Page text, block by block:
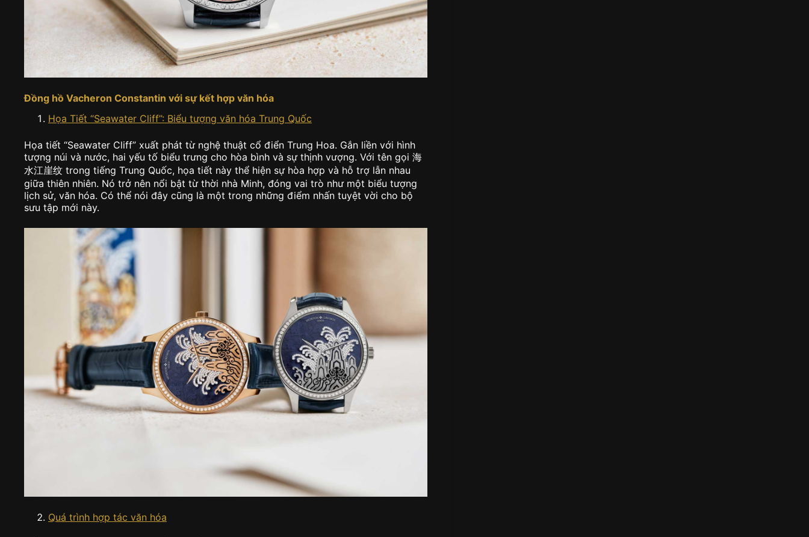
Đồng hồ Vacheron Constantin với sự kết hợp văn hóa
Họa Tiết “Seawater Cliff”: Biểu tượng văn hóa Trung Quốc
Họa tiết “Seawater Cliff” xuất phát từ nghệ thuật cổ điển Trung Hoa. Gắn liền với hình
tượng núi và nước, hai yếu tố biểu trưng cho hòa bình và sự thịnh vượng. Với tên gọi 海
水江崖纹 trong tiếng Trung Quốc, họa tiết này thể hiện sự hòa hợp và hỗ trợ lẫn nhau
giữa thiên nhiên. Nó trở nên nổi bật từ thời nhà Minh, đóng vai trò như một biểu tượng
lịch sử, văn hóa. Có thể nói đây cũng là một trong những điểm nhấn tuyệt vời cho bộ
sưu tập mới này.
Quá trình hợp tác văn hóa